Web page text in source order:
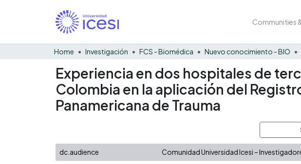
Communities
Home Investigación FCS - Biomédica Nuevo conocimiento - BIO
Experiencia en dos hospitales de
Colombia en la aplicación del
Panamericana de Trauma
dc.audience Comunidad Universidad Icesi –